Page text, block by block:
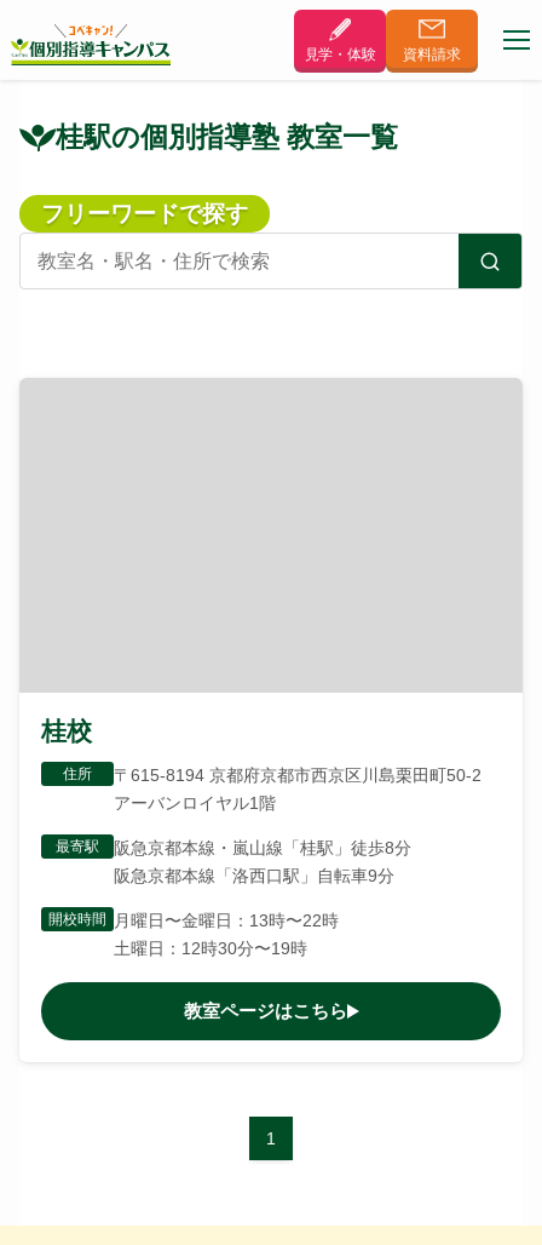
見学・体験 資料請求
桂駅の個別指導塾 教室一覧
フリーワードで探す
桂校
住所
〒615-8194 京都府京都市西京区川島栗田町50-2
アーバンロイヤル1階
最寄駅
阪急京都本線・嵐山線「桂駅」徒歩8分
阪急京都本線「洛西口駅」自転車9分
開校時間
月曜日〜金曜日：13時〜22時
土曜日：12時30分〜19時
教室ページはこちら
1